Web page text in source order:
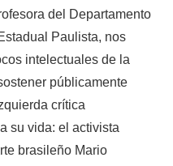
del Departamento
Paulista, nos
intelectuales de la
públicamente
crítica
su vida: el activista
brasileño Mario